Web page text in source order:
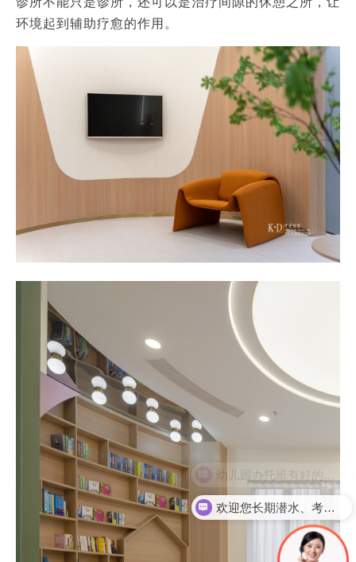
环境起到辅助疗愈的作用。
能介绍下贵公司吗？